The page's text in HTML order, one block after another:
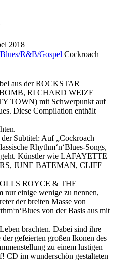
2018
R&B/Gospel Cockroach
aus der ROCKSTAR
RI CHARD WEIZE
TOWN) mit Schwerpunkt auf
Diese Compilation enthält
Subtitel: Auf „Cockroach
Rhythm‘n‘Blues-Songs,
Künstler wie LAFAYETTE
JUNE BATEMAN, CLIFF
ROYCE & THE
einige wenige zu nennen,
der breiten Masse von
von der Basis aus mit
brachten. Dabei sind ihre
gefeierten großen Ikonen des
zu einem lustigen
CD im wunderschön gestalteten